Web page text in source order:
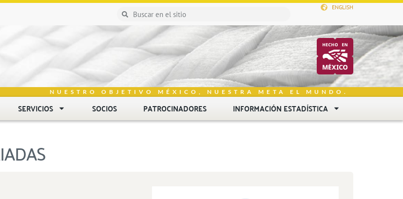
ENGLISH
NUESTRO OBJETIVO MÉXICO, NUESTRA META EL MUNDO.
SERVICIOS SOCIOS PATROCINADORES INFORMACIÓN ESTADÍSTICA